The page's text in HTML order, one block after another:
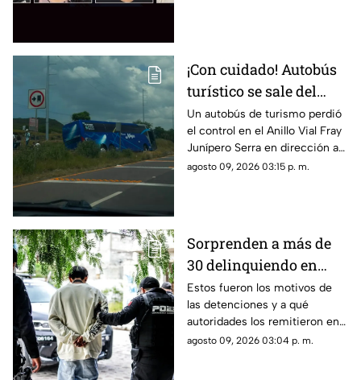
¡Con cuidado! Autobús
turístico se sale del
camino en el Anillo
Vial Fray Junípero
Serra
Un autobús de turismo perdió
el control en el Anillo Vial Fray
Junípero Serra en dirección a
Mompaní
agosto 09, 2026 03:15 p. m.
Sorprenden a más de
30 delinquiendo en
Querétaro y
Tequisquiapan
Estos fueron los motivos de
las detenciones y a qué
autoridades los remitieron en
Querétaro y Tequisquiapan
agosto 09, 2026 03:04 p. m.